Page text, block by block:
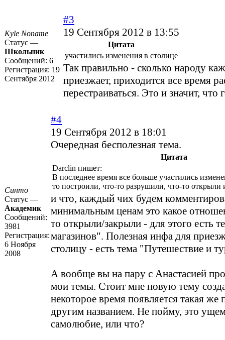
Kyle Noname
Статус —
Школьник
Сообщений: 6
Регистрация: 19
Сентября 2012
#3
19 Сентября 2012 в 13:55
Цитата
участились изменения в столице
Так правильно - сколько народу
приезжает, приходится все время
перестраиваться. Это и значит, что
Синто
Статус —
Академик
Сообщений:
3981
Регистрация:
6 Ноября
2008
#4
19 Сентября 2012 в 18:01
Очередная бесполезная тема.
Цитата
Darclin пишет:
В последнее время все больше участились
то построили, что-то разрушили, что-то открыли
и что, каждый чих будем
минимальным ценам это какое
то открыли/закрыли - для этого есть
магазинов". Полезная инфа для
столицу - есть тема "Путешествие и
А вообще вы на пару с Анастасией
мои темы. Стоит мне новую тему
некоторое время появляется такая же
другим названием. Не пойму, это
самолюбие, или что?